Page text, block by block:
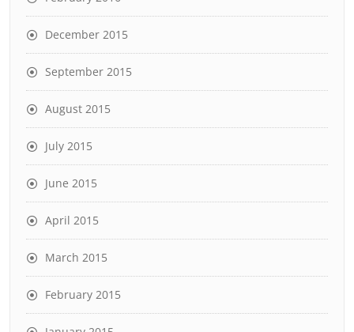
December 2015
September 2015
August 2015
July 2015
June 2015
April 2015
March 2015
February 2015